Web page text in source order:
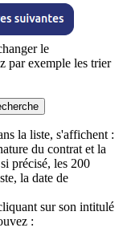
le
par exemple les trier
la liste, s'affichent :
du contrat et la
précisé, les 200
la date de
sur son intitulé
: